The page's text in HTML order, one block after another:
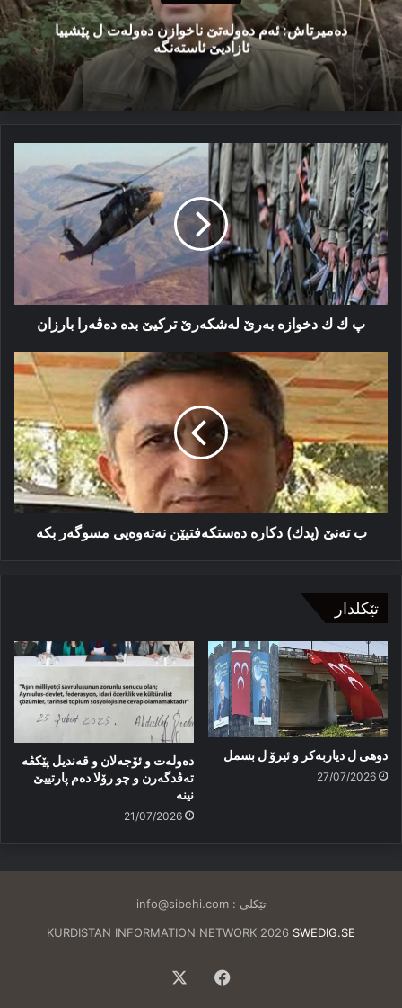
دەمیرتاش: ئەم دەولەتێ ناخوازن دەولەت ل پێشییا
ئازادیێ ئاستەنگە
پ
ك
ك
دخوازە
بەرێ
لەشكەرێ
تركیێ
بدە
دەڤەرا
بارزان
پ ك ك دخوازە بەرێ لەشكەرێ تركیێ بدە دەڤەرا بارزان
تەنێ
(پدك)
دكارە
دەستكەفتیێن
نەتەوەیی
مسوگەر
بكە
ب تەنێ (پدك) دكارە دەستكەفتیێن نەتەوەیی مسوگەر بكە
تێکلدار
دوهی ل دیاربەکر و ئیرۆ ل بسمل
27/07/2026
دەولەت و ئۆجەلان و قەندیل پێکڤە
تەڤدگەرن و چو رۆلا دەم پارتییێ
نینە
21/07/2026
تێکلی :info@sibehi.com
KURDISTAN INFORMATION NETWORK 2026 SWEDIG.SE
Facebook